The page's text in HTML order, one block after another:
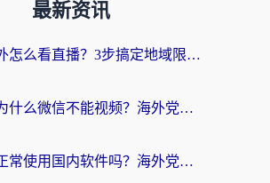
最新资讯
咪咕在海外怎么看直播？3步搞定地域限制，还能畅看腾讯视频与国内热剧
迪拜网络为什么微信不能视频？海外党必看的回国加速全攻略
在国外能正常使用国内软件吗？海外党亲测有效的无缝访问指南